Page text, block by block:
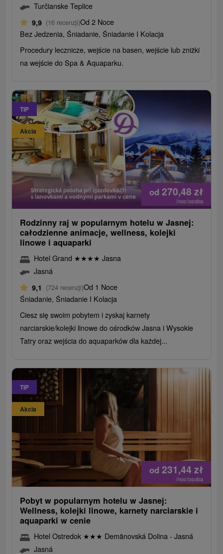
Turčianske Teplice
9,9 (16 recenzji)Od 2 Noce
Bez Jedzenia, Śniadanie, Śniadanie I Kolacja
Procedury lecznicze, wejście na basen, wejście lub zniżki
na wejście do Spa & Aquaparku.
TIP
Akcia
od 270,48 zł
/noc/osoba
Rodzinny raj w popularnym hotelu w Jasnej:
całodzienne animacje, wellness, kolejki
linowe i aquaparki
Hotel Grand ★★★★ Jasna
Jasná
9,1 (724 recenzji)Od 1 Noce
Śniadanie, Śniadanie I Kolacja
Ciesz się swoim pobytem i zyskaj karnety
narciarskie/kolejki linowe do ośrodków Jasna i Wysokie
Tatry oraz wejścia do aquaparków dla każdej...
TIP
Akcia
od 231,44 zł
/noc/osoba
Pobyt w popularnym hotelu w Jasnej:
Wellness, kolejki linowe, karnety narciarskie i
aquaparki w cenie
Hotel Ostredok ★★★ Demänovská Dolina - Jasná
Jasná